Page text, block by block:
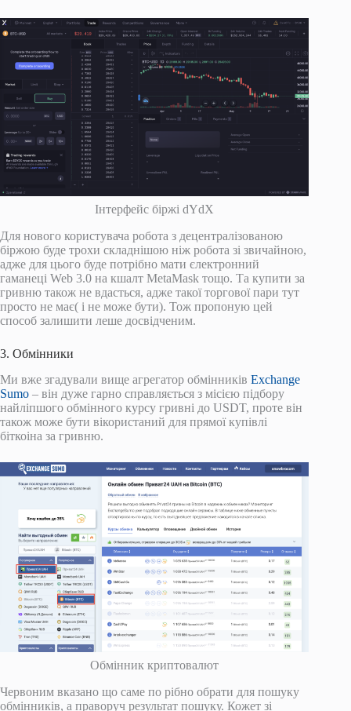
Інтерфейс біржі dYdX
Для нового користувача робота з децентралізованою
біржою буде трохи складнішою ніж робота зі звичайною,
адже для цього буде потрібно мати єлектронний
гаманеці Web 3.0 на кшалт MetaMask тощо. Та купити за
гривню також не вдасться, адже такої торгової пари тут
просто не має( і не може бути). Тож пропоную цей
способ залишити леше досвідченим.
3. Обмінники
Ми вже згадували вище агрегатор обмінників Exchange
Sumo – він дуже гарно справляється з місією підбору
найліпшого обмінного курсу гривні до USDT, проте він
також може бути вікористаний для прямої купівлі
біткоіна за гривню.
Обмінник криптовалют
Червоним вказано що саме по рібно обрати для пошуку
обмінників, а праворуч результат пошуку. Кожет зі